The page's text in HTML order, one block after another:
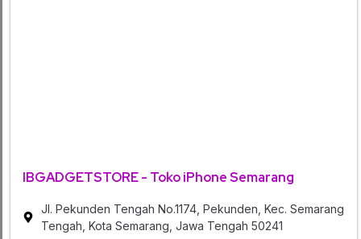
IBGADGETSTORE - Toko iPhone Semarang
Jl. Pekunden Tengah No.1174, Pekunden, Kec. Semarang
Tengah, Kota Semarang, Jawa Tengah 50241